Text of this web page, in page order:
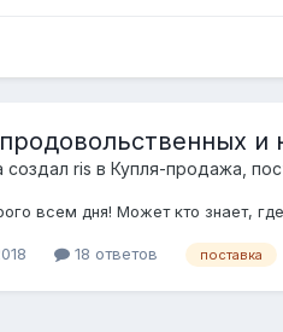
создал ris в Купля-продажа,
всем дня! Может кто знает,
18 ответов поставка